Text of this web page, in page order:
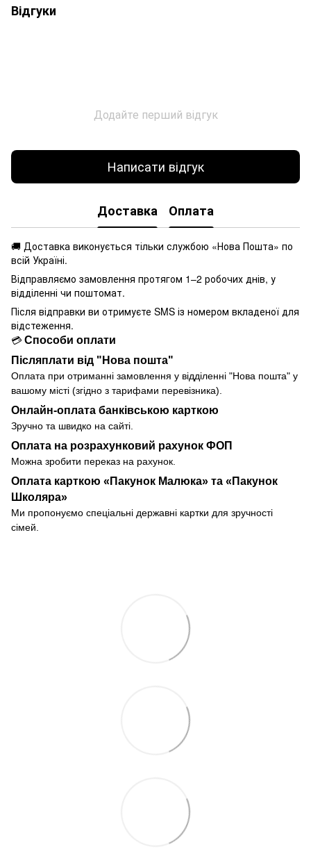
Відгуки
Додайте перший відгук
Написати відгук
Доставка Оплата
🚚 Доставка виконується тільки службою «Нова Пошта» по
всій Україні.
Відправляємо замовлення протягом 1–2 робочих днів, у
відділенні чи поштомат.
Після відправки ви отримуєте SMS із номером вкладеної для
відстеження.
💳 Способи оплати
Післяплати від "Нова пошта"
Оплата при отриманні замовлення у відділенні "Нова пошта" у
вашому місті (згідно з тарифами перевізника).
Онлайн-оплата банківською карткою
Зручно та швидко на сайті.
Оплата на розрахунковий рахунок ФОП
Можна зробити переказ на рахунок.
Оплата карткою «Пакунок Малюка» та «Пакунок
Школяра»
Ми пропонуємо спеціальні державні картки для зручності
сімей.